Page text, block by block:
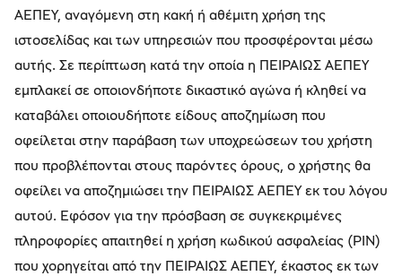
ΑΕΠΕΥ, αναγόμενη στη κακή ή αθέμιτη χρήση της
ιστοσελίδας και των υπηρεσιών που προσφέρονται μέσω
αυτής. Σε περίπτωση κατά την οποία η ΠΕΙΡΑΙΩΣ ΑΕΠΕΥ
εμπλακεί σε οποιονδήποτε δικαστικό αγώνα ή κληθεί να
καταβάλει οποιουδήποτε είδους αποζημίωση που
οφείλεται στην παράβαση των υποχρεώσεων του χρήστη
που προβλέπονται στους παρόντες όρους, ο χρήστης θα
οφείλει να αποζημιώσει την ΠΕΙΡΑΙΩΣ ΑΕΠΕΥ εκ του λόγου
αυτού. Εφόσον για την πρόσβαση σε συγκεκριμένες
πληροφορίες απαιτηθεί η χρήση κωδικού ασφαλείας (PIN)
που χορηγείται από την ΠΕΙΡΑΙΩΣ ΑΕΠΕΥ, έκαστος εκ των